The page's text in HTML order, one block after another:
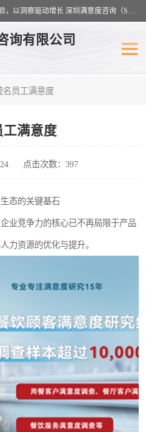
深耕满意度调研18载，用数据定义体验，以洞察驱动增长 深圳满意度咨询（SSC）：十八年专注，丈量每一份体验。
询有限公司
名员工满意度
工满意度
点击次数：397
态的关键基石
业竞争力的核心已不再局限于产品
力资源的优化与提升。
医疗服务业满意度
餐饮业满意度调查
员工满意度
汽车行业满意度